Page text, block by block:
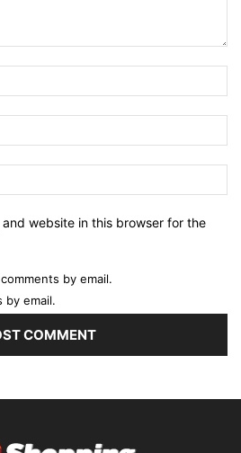
and website in this browser for the
by email.
by email.